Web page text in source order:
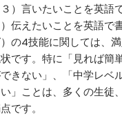
）言いたいことを英語
伝えたいことを英語で
の4技能に関しては、
です。特に「見れば簡
きない」、「中学レベ
」ことは、多くの生徒
です。